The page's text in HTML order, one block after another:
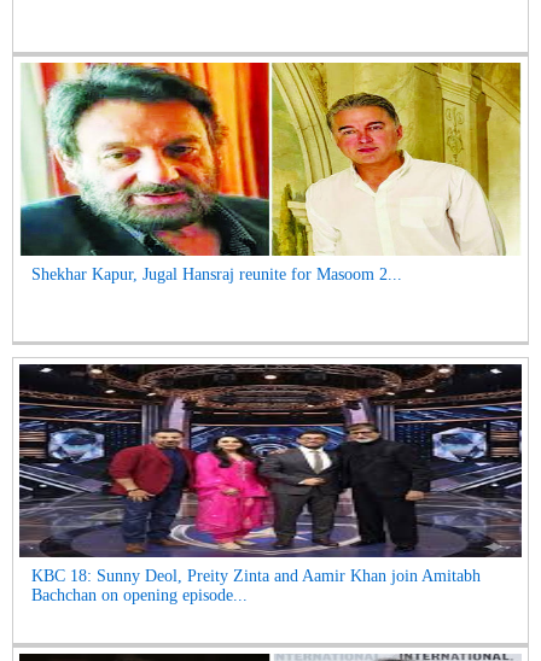
Shekhar Kapur, Jugal Hansraj reunite for Masoom 2...
KBC 18: Sunny Deol, Preity Zinta and Aamir Khan join Amitabh
Bachchan on opening episode...